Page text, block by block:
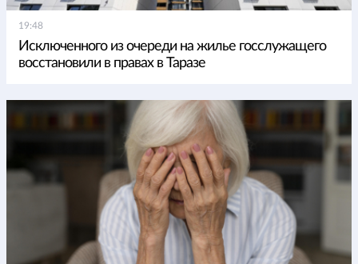
19:48
Исключенного из очереди на жилье госслужащего
восстановили в правах в Таразе